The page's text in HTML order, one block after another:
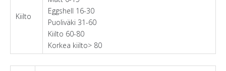
Kiilto
Eggshell 16-30
Puoliväki 31-60
Kiilto 60-80
Korkea kiilto> 80